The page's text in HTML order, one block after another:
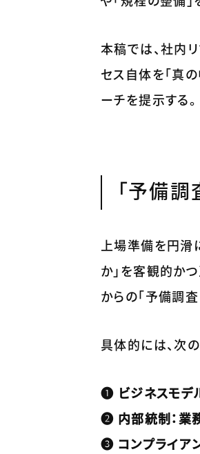
本稿では、社内
セス自体を「真
ーチを提示する。
「予備
上場準備を円滑
か」を客観的か
からの「予備調
具体的には、次
❶ ビジネスモデ
❷ 内部統制：業
❸ コンプライア